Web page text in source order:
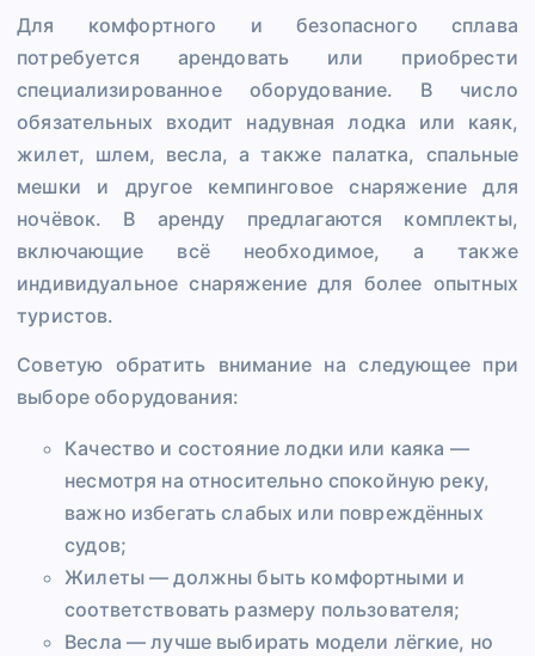
Для комфортного и безопасного сплава
потребуется арендовать или приобрести
специализированное оборудование. В число
обязательных входит надувная лодка или каяк,
жилет, шлем, весла, а также палатка, спальные
мешки и другое кемпинговое снаряжение для
ночёвок. В аренду предлагаются комплекты,
включающие всё необходимое, а также
индивидуальное снаряжение для более опытных
туристов.
Советую обратить внимание на следующее при
выборе оборудования:
Качество и состояние лодки или каяка —
несмотря на относительно спокойную реку,
важно избегать слабых или повреждённых
судов;
Жилеты — должны быть комфортными и
соответствовать размеру пользователя;
Весла — лучше выбирать модели лёгкие, но